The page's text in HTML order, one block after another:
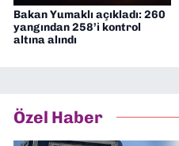
Bakan Yumaklı açıkladı: 260
yangından 258’i kontrol
altına alındı
Özel Haber